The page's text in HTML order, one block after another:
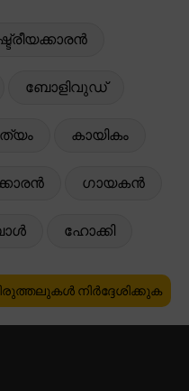
ബോളിവുഡ്
കായികം
ഗായകൻ
ഹോക്കി
നിർദ്ദേശിക്കുക